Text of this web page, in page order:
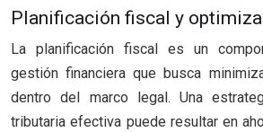
Planificación fiscal y
La planificación fiscal es un
gestión financiera que busca
dentro del marco legal. Una
tributaria efectiva puede resultar en